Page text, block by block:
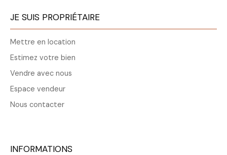
JE SUIS PROPRIÉTAIRE
Mettre en location
Estimez votre bien
Vendre avec nous
Espace vendeur
Nous contacter
INFORMATIONS